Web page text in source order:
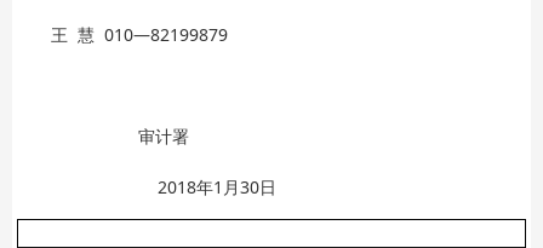
王 慧 010—82199879
审计署
2018年1月30日